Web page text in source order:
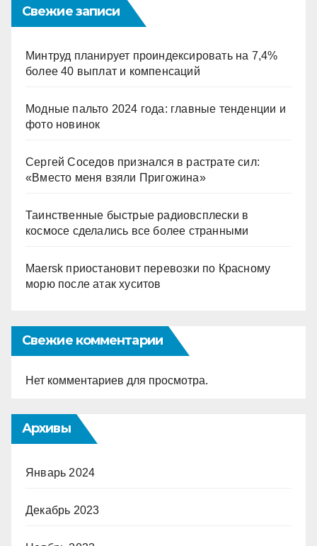
Свежие записи
Минтруд планирует проиндексировать на 7,4%
более 40 выплат и компенсаций
Модные пальто 2024 года: главные тенденции и
фото новинок
Сергей Соседов признался в растрате сил:
«Вместо меня взяли Пригожина»
Таинственные быстрые радиовсплески в
космосе сделались все более странными
Maersk приостановит перевозки по Красному
морю после атак хуситов
Свежие комментарии
Нет комментариев для просмотра.
Архивы
Январь 2024
Декабрь 2023